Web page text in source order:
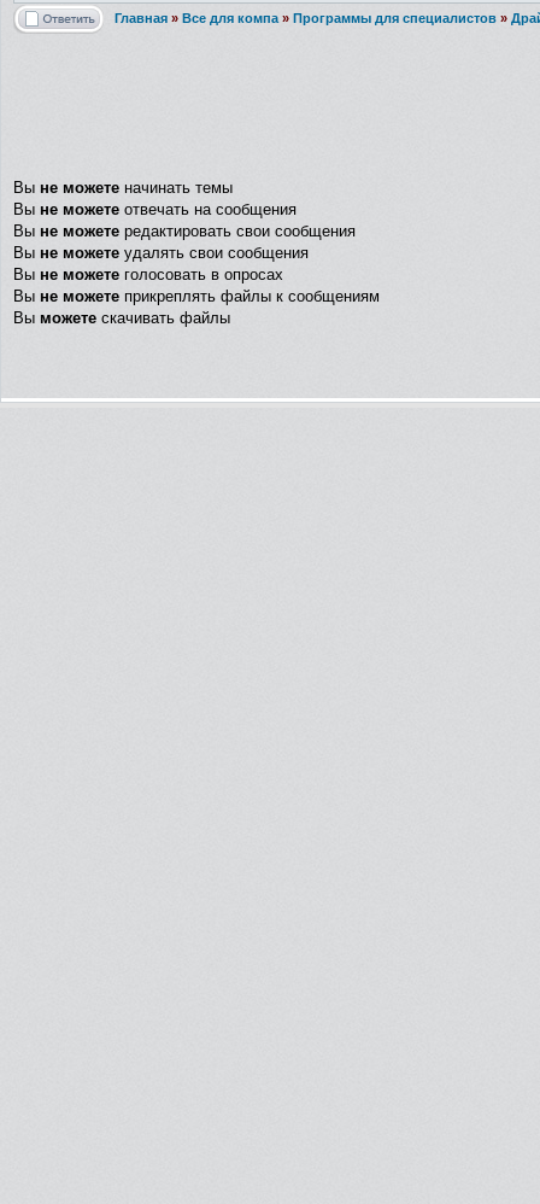
Главная » Все для компа » Программы для специалистов »
Вы не можете начинать темы
Вы не можете отвечать на сообщения
Вы не можете редактировать свои сообщения
Вы не можете удалять свои сообщения
Вы не можете голосовать в опросах
Вы не можете прикреплять файлы к сообщениям
Вы можете скачивать файлы